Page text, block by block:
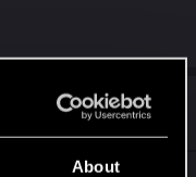
About
Jun 27, 2025